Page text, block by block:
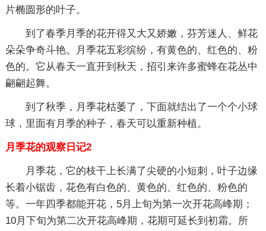
片椭圆形的叶子。
到了春季月季的花开得又大又娇嫩，芬芳迷人、鲜花
朵朵争奇斗艳。月季花五彩缤纷，有黄色的、红色的、粉
色的。它从春天一直开到秋天，招引来许多蜜蜂在花丛中
翩翩起舞。
到了秋季，月季花枯萎了，下面就结出了一个个小球
球，里面有月季的种子，春天可以重新种植。
月季花的观察日记2
月季花，它的枝干上长满了尖硬的小短刺，叶子边缘
长着小锯齿，花色有白色的、黄色的、红色的、粉色的
等。一年四季都能开花，5月上旬为第一次开花高峰期；
10月下旬为第二次开花高峰期，花期可延长到初霜。所